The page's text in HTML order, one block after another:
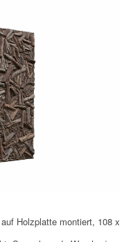
Holzplatte montiert, 108 x